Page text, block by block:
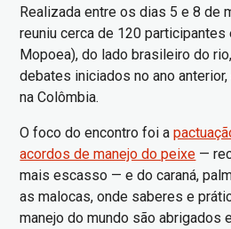
Realizada entre os dias 5 e 8 de
reuniu cerca de 120 participantes
Mopoea), do lado brasileiro do
debates iniciados no ano
na Colômbia.
O foco do encontro foi a
acordos de manejo do peixe —
mais escasso — e do caraná,
as malocas, onde saberes e
manejo do mundo são abrigados